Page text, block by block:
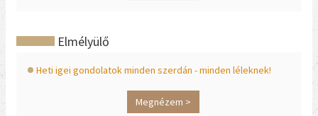
Elmélyülő
Heti igei gondolatok minden szerdán - minden léleknek!
Megnézem >